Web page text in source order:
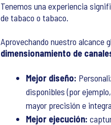
Tenemos una experiencia
de tabaco o tabaco.
Aprovechando nuestro alcance
dimensionamiento de
Mejor diseño:
disponibles (por
mayor precisión e
Mejor ejecución: